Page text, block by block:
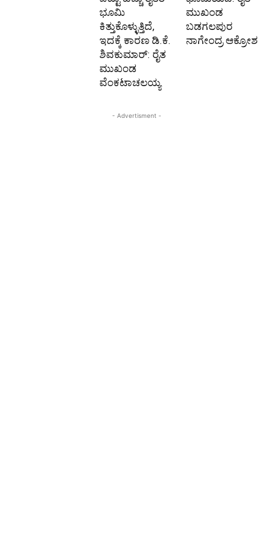
ಭೂಮಿ
ಕಿತ್ತುಕೊಳ್ಳುತ್ತಿದೆ,
ಇದಕ್ಕೆ ಕಾರಣ ಡಿ.ಕೆ.
ಶಿವಕುಮಾರ್: ರೈತ
ಮುಖಂಡ
ವೆಂಕಟಾಚಲಯ್ಯ
ಮುಖಂಡ
ಬಡಗಲಪುರ
ನಾಗೇಂದ್ರ ಆಕ್ರೋಶ
- Advertisment -